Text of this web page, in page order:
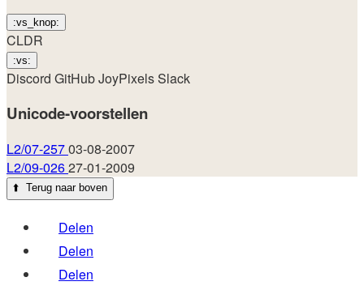
:vs_knop:
CLDR
:vs:
Discord GitHubJoyPixelsSlack
Unicode-voorstellen
L2/07-25703-08-2007
L2/09-02627-01-2009
⬆️ Terug naar boven
Delen
Delen
Delen